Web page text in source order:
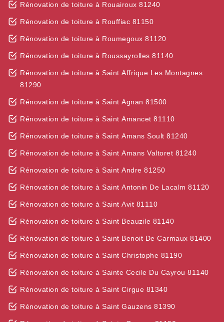
Rénovation de toiture à Rouairoux 81240
Rénovation de toiture à Rouffiac 81150
Rénovation de toiture à Roumegoux 81120
Rénovation de toiture à Roussayrolles 81140
Rénovation de toiture à Saint Affrique Les Montagnes
81290
Rénovation de toiture à Saint Agnan 81500
Rénovation de toiture à Saint Amancet 81110
Rénovation de toiture à Saint Amans Soult 81240
Rénovation de toiture à Saint Amans Valtoret 81240
Rénovation de toiture à Saint Andre 81250
Rénovation de toiture à Saint Antonin De Lacalm 81120
Rénovation de toiture à Saint Avit 81110
Rénovation de toiture à Saint Beauzile 81140
Rénovation de toiture à Saint Benoit De Carmaux 81400
Rénovation de toiture à Saint Christophe 81190
Rénovation de toiture à Sainte Cecile Du Cayrou 81140
Rénovation de toiture à Saint Cirgue 81340
Rénovation de toiture à Saint Gauzens 81390